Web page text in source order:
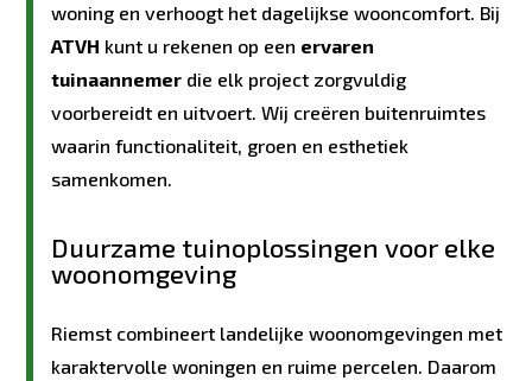
woning en verhoogt het dagelijkse wooncomfort. Bij
ATVH kunt u rekenen op een ervaren
tuinaannemer die elk project zorgvuldig
voorbereidt en uitvoert. Wij creëren buitenruimtes
waarin functionaliteit, groen en esthetiek
samenkomen.
Duurzame tuinoplossingen voor elke
woonomgeving
Riemst combineert landelijke woonomgevingen met
karaktervolle woningen en ruime percelen. Daarom